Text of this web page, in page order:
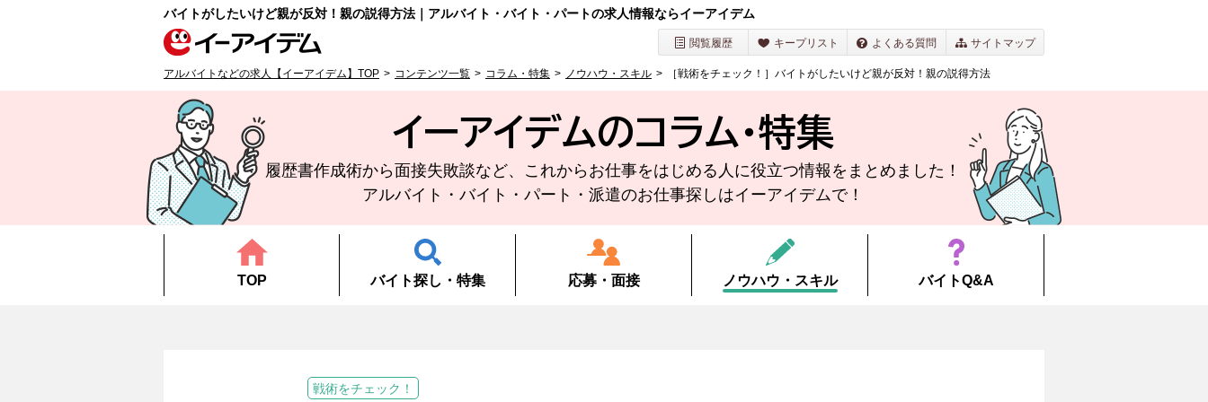
バイトがしたいけど親が反対！親の説得方法｜アルバイト・バイト・パートの求人情報ならイーアイデム
閲覧履歴 キープリスト よくある質問 サイトマップ
アルバイトなどの求人【イーアイデム】TOP コンテンツ一覧 コラム・特集 ノウハウ・スキル ［戦術をチェック！］バイトがしたいけど親が反対！親の説得方法
イーアイデムのコラム・特集
履歴書作成術から面接失敗談など、 これからお仕事をはじめる人に役立つ情報を まとめました！
アルバイト・バイト・ パート・派遣のお仕事探しはイーアイデムで！
TOP バイト探し・ 特集 応募・面接 ノウハウ・ スキル バイトQ&A
戦術をチェック！